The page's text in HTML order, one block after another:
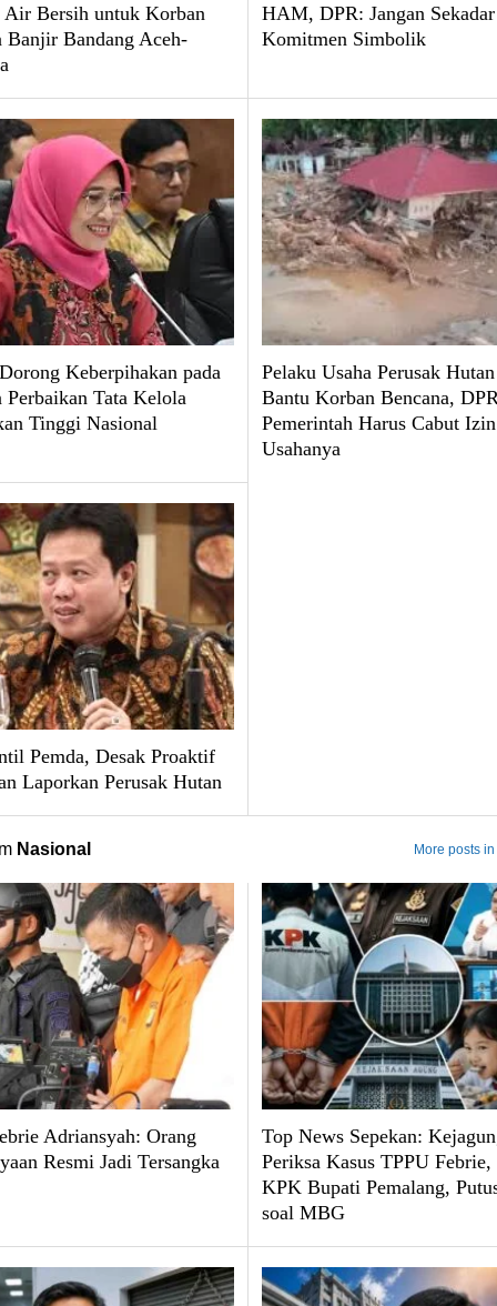
Air Bersih untuk Korban
Banjir Bandang Aceh-
HAM, DPR: Jangan Sekadar
Komitmen Simbolik
Keberpihakan pada
Perbaikan Tata Kelola
Tinggi Nasional
Pelaku Usaha Perusak
Bantu Korban Bencana,
Pemerintah Harus Cabut Izin
Usahanya
Pemda, Desak Proaktif
Laporkan Perusak Hutan
Nasional More posts
Adriansyah: Orang
Resmi Jadi Tersangka
Top News Sepekan:
Periksa Kasus TPPU
KPK Bupati Pemalang,
soal MBG